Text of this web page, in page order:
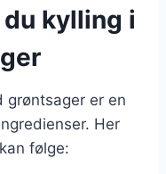
kylling i
grøntsager er en
Her
følge: